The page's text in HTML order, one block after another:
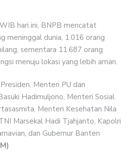
hari ini, BNPB mencatat
meninggal dunia, 1.016 orang
sementara 11.687 orang
menuju lokasi yang lebih aman.
Menteri PU dan
Hadimuljono, Menteri Sosial
Menteri Kesehatan Nila
Marsekal Hadi Tjahjanto, Kapolri
dan Gubernur Banten